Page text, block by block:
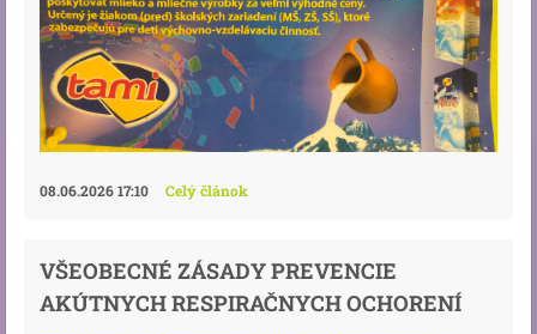
08.06.2026 17:10 Celý článok
VŠEOBECNÉ ZÁSADY PREVENCIE
AKÚTNYCH RESPIRAČNYCH OCHORENÍ